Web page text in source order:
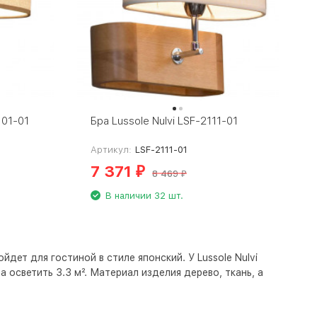
01 Бра Lussole Nulvi LSF-2111-01
Артикул: LSF-2111-01
7 371 ₽ 8 469₽
В наличии 32 шт.
для гостиной в стиле японский. У Lussole Nulvi
3.3 м². Материал изделия дерево, ткань, а